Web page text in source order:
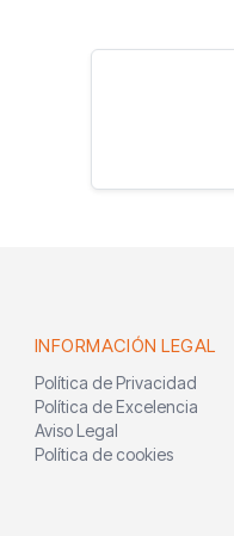
INFORMACIÓN LEGAL
Política de Privacidad
Política de Excelencia
Aviso Legal
Política de cookies